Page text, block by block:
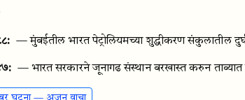
— मुंबईतील भारत पेट्रोलियमच्या शुद्धीकरण संकुलातील
— भारत सरकारने जूनागढ संस्थान बरखास्त करुन
घटना — अजून वाचा